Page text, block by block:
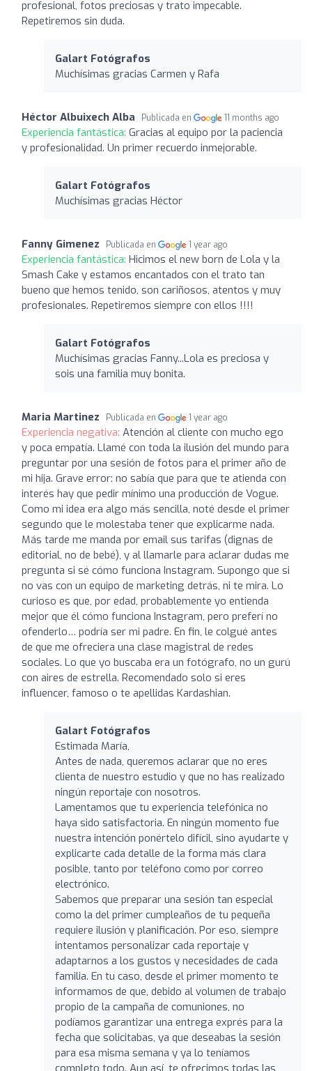
profesional, fotos preciosas y trato impecable.
Repetiremos sin duda.
Galart Fotógrafos
Muchísimas gracias Carmen y Rafa
Héctor Albuixech Alba Publicada en 11 months ago
Experiencia fantástica: Gracias al equipo por la paciencia
y profesionalidad. Un primer recuerdo inmejorable.
Galart Fotógrafos
Muchísimas gracias Héctor
Fanny Gimenez Publicada en 1 year ago
Experiencia fantástica: Hicimos el new born de Lola y la
Smash Cake y estamos encantados con el trato tan
bueno que hemos tenido, son cariñosos, atentos y muy
profesionales. Repetiremos siempre con ellos !!!!
Galart Fotógrafos
Muchísimas gracias Fanny...Lola es preciosa y
sois una familia muy bonita.
Maria Martinez Publicada en 1 year ago
Experiencia negativa: Atención al cliente con mucho ego
y poca empatía. Llamé con toda la ilusión del mundo para
preguntar por una sesión de fotos para el primer año de
mi hija. Grave error: no sabía que para que te atienda con
interés hay que pedir mínimo una producción de Vogue.
Como mi idea era algo más sencilla, noté desde el primer
segundo que le molestaba tener que explicarme nada.
Más tarde me manda por email sus tarifas (dignas de
editorial, no de bebé), y al llamarle para aclarar dudas me
pregunta si sé cómo funciona Instagram. Supongo que si
no vas con un equipo de marketing detrás, ni te mira. Lo
curioso es que, por edad, probablemente yo entienda
mejor que él cómo funciona Instagram, pero preferí no
ofenderlo… podría ser mi padre. En fin, le colgué antes
de que me ofreciera una clase magistral de redes
sociales. Lo que yo buscaba era un fotógrafo, no un gurú
con aires de estrella. Recomendado solo si eres
influencer, famoso o te apellidas Kardashian.
Galart Fotógrafos
Estimada María,
Antes de nada, queremos aclarar que no eres
clienta de nuestro estudio y que no has realizado
ningún reportaje con nosotros.
Lamentamos que tu experiencia telefónica no
haya sido satisfactoria. En ningún momento fue
nuestra intención ponértelo difícil, sino ayudarte y
explicarte cada detalle de la forma más clara
posible, tanto por teléfono como por correo
electrónico.
Sabemos que preparar una sesión tan especial
como la del primer cumpleaños de tu pequeña
requiere ilusión y planificación. Por eso, siempre
intentamos personalizar cada reportaje y
adaptarnos a los gustos y necesidades de cada
familia. En tu caso, desde el primer momento te
informamos de que, debido al volumen de trabajo
propio de la campaña de comuniones, no
podíamos garantizar una entrega exprés para la
fecha que solicitabas, ya que deseabas la sesión
para esa misma semana y ya lo teníamos
completo todo. Aun así, te ofrecimos todas las